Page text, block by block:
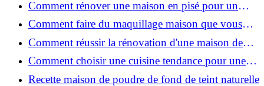
Comment rénover une maison en pisé pour un
habitat sain et performant ?
Comment faire du maquillage maison que vous
utiliserez vraiment ?
Comment réussir la rénovation d'une maison de
ville en 2026 ?
Comment choisir une cuisine tendance pour une
rénovation en 2026 ?
Recette maison de poudre de fond de teint naturelle